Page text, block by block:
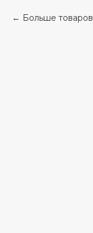
Больше товаров